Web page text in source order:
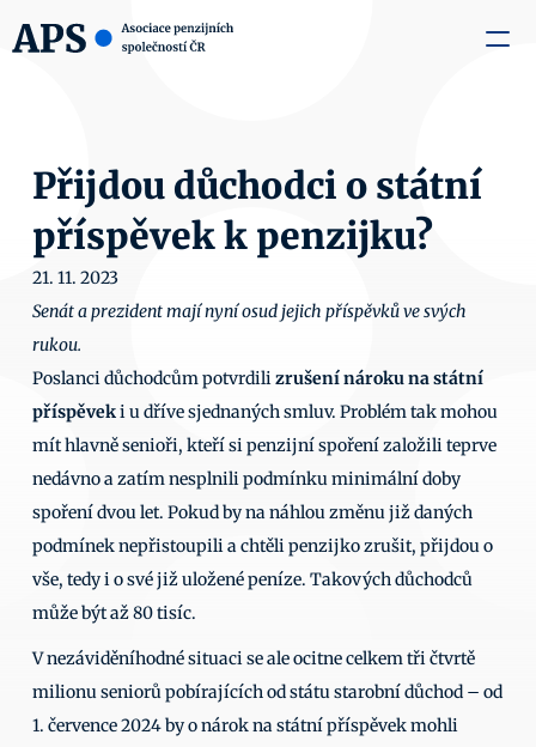
Přijdou důchodci o státní
příspěvek k penzijku?
21. 11. 2023
Senát a prezident mají nyní osud jejich příspěvků ve svých
rukou.
Poslanci důchodcům potvrdili zrušení nároku na státní
příspěvek i u dříve sjednaných smluv. Problém tak mohou
mít hlavně senioři, kteří si penzijní spoření založili teprve
nedávno a zatím nesplnili podmínku minimální doby
spoření dvou let. Pokud by na náhlou změnu již daných
podmínek nepřistoupili a chtěli penzijko zrušit, přijdou o
vše, tedy i o své již uložené peníze. Takových důchodců
může být až 80 tisíc.
V nezáviděníhodné situaci se ale ocitne celkem tři čtvrtě
milionu seniorů pobírajících od státu starobní důchod – od
1. července 2024 by o nárok na státní příspěvek mohli